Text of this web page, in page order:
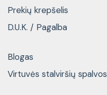
Prekių krepšelis
D.U.K. / Pagalba
Blogas
Virtuvės stalviršių spalvos